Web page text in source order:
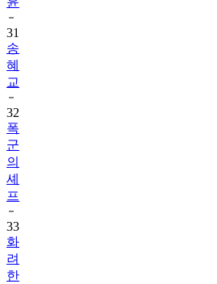
31
송
혜
교
32
폭
군
의
셰
프
33
화
려
한